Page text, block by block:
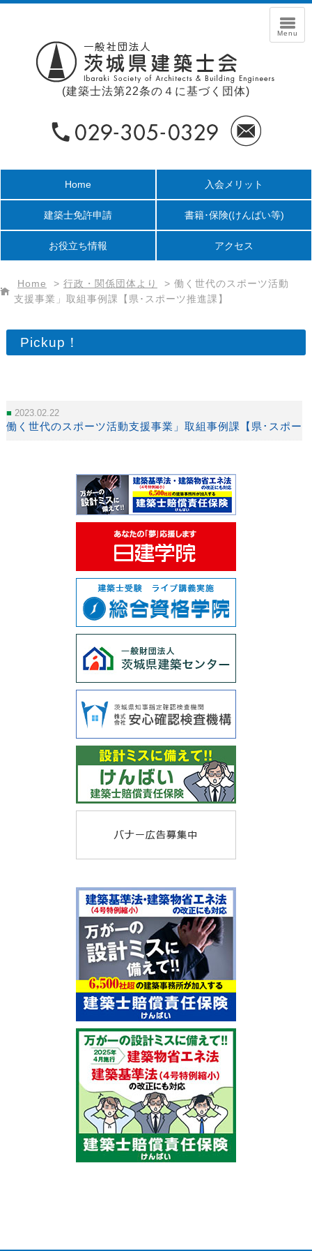
(建築士法第22条の４に基づく団体)
Home 入会メリット
建築士免許申請 書籍･保険(けんばい等)
お役立ち情報 アクセス
Home > 行政・関係団体より > 働く世代のスポーツ活動
支援事業」取組事例課【県･スポーツ推進課】
Pickup！
2023.02.22
働く世代のスポーツ活動支援事業」取組事例課【県･スポー